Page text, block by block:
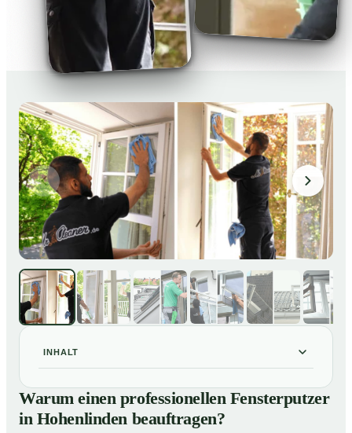
INHALT
Warum einen professionellen Fensterputzer in
Hohenlinden beauftragen?
Warum einen professionellen Fensterputzer
in Hohenlinden beauftragen?